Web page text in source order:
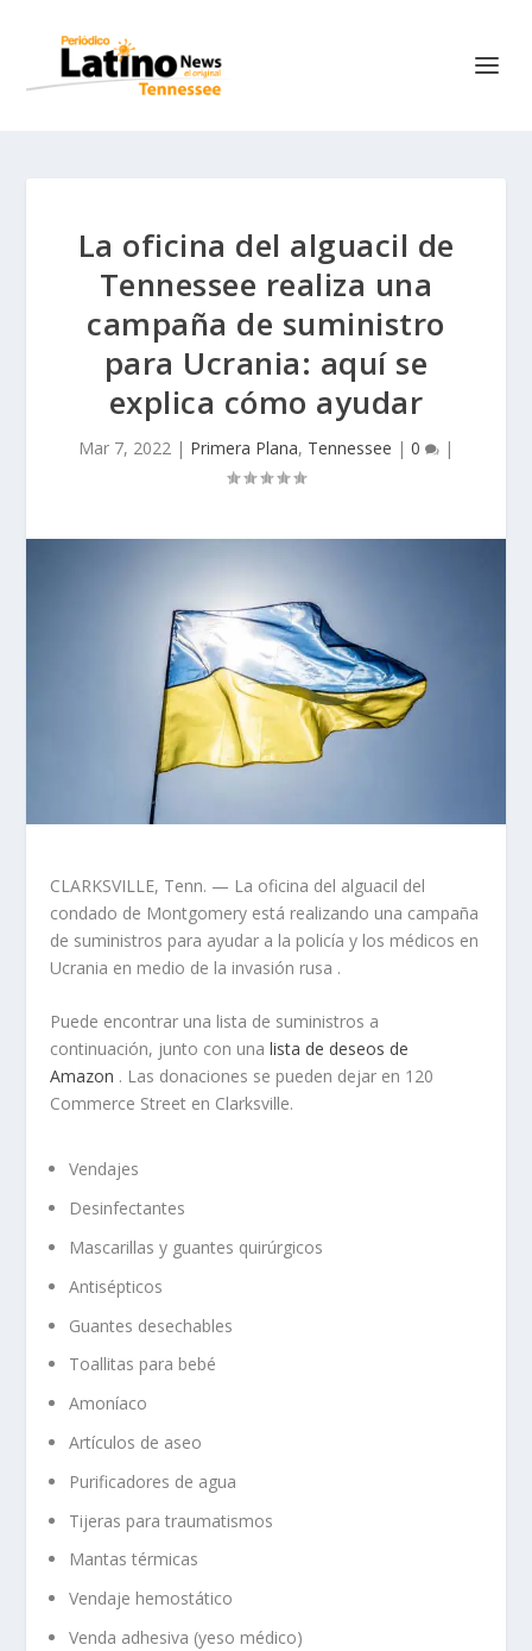
La oficina del alguacil de
Tennessee realiza una
campaña de suministro
para Ucrania: aquí se
explica cómo ayudar
Mar 7, 2022 | Primera Plana, Tennessee | 0 |
CLARKSVILLE, Tenn. — La oficina del alguacil del
condado de Montgomery está realizando una campaña
de suministros para ayudar a la policía y los médicos en
Ucrania en medio de la invasión rusa .
Puede encontrar una lista de suministros a
continuación, junto con unalista de deseos de
Amazon . Las donaciones se pueden dejar en 120
Commerce Street en Clarksville.
Vendajes
Desinfectantes
Mascarillas y guantes quirúrgicos
Antisépticos
Guantes desechables
Toallitas para bebé
Amoníaco
Artículos de aseo
Purificadores de agua
Tijeras para traumatismos
Mantas térmicas
Vendaje hemostático
Venda adhesiva (yeso médico)